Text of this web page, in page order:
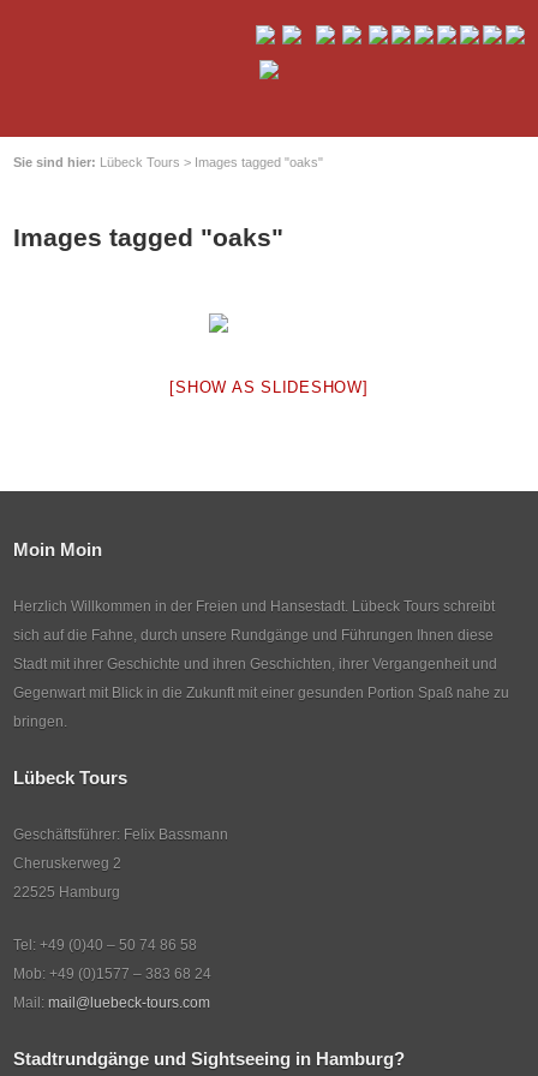
Sie sind hier: Lübeck Tours > Images tagged "oaks"
Images tagged "oaks"
[SHOW AS SLIDESHOW]
Moin Moin
Herzlich Willkommen in der Freien und Hansestadt. Lübeck Tours schreibt
sich auf die Fahne, durch unsere Rundgänge und Führungen Ihnen diese
Stadt mit ihrer Geschichte und ihren Geschichten, ihrer Vergangenheit und
Gegenwart mit Blick in die Zukunft mit einer gesunden Portion Spaß nahe zu
bringen.
Lübeck Tours
Geschäftsführer: Felix Bassmann
Cheruskerweg 2
22525 Hamburg
Tel: +49 (0)40 – 50 74 86 58
Mob: +49 (0)1577 – 383 68 24
Mail:mail@luebeck-tours.com
Stadtrundgänge und Sightseeing in Hamburg?